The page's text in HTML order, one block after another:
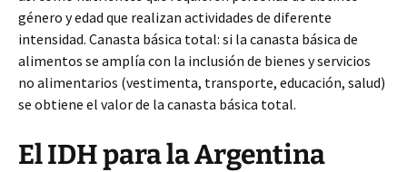
género y edad que realizan actividades de diferente
intensidad. Canasta básica total: si la canasta básica de
alimentos se amplía con la inclusión de bienes y servicios
no alimentarios (vestimenta, transporte, educación, salud)
se obtiene el valor de la canasta básica total.
El IDH para la Argentina